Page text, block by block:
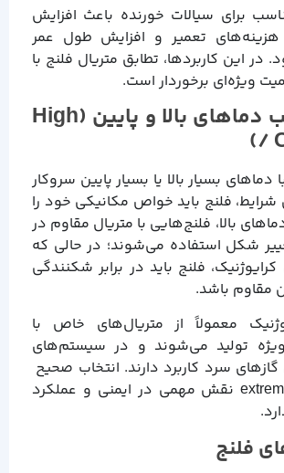
برای سیالات خورنده باعث افزایش
تعمیر و افزایش طول عمر
این کاربردها، تطابق متریال فلنج با
ویژه‌ای برخوردار است.
فلنج مناسب دماهای بالا و پایین (High
/
دماهای بسیار بالا یا بسیار پایین سروکار
شرایط، فلنج باید خواص مکانیکی خود را
بالا، فلنج‌هایی با متریال مقاوم در
شکل استفاده می‌شوند؛ در حالی که
فلنج باید در برابر شکنندگی
مقاوم باشد.
معمولاً از متریال‌های خاص با
ویژه تولید می‌شوند و در سیستم‌های
گازهای سرد کاربرد دارند. انتخاب صحیح
برای دماهای extreme نقش مهمی در ایمنی و عملکرد
فلنج